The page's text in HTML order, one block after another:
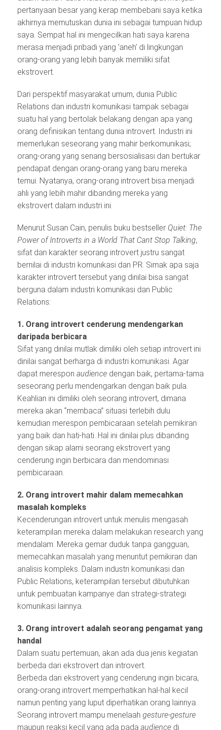
pertanyaan besar yang kerap membebani saya ketika
akhirnya memutuskan dunia ini sebagai tumpuan hidup
saya. Sempat hal ini mengecilkan hati saya karena
merasa menjadi pribadi yang ‘aneh’ di lingkungan
orang-orang yang lebih banyak memiliki sifat
ekstrovert.
Dari perspektif masyarakat umum, dunia Public
Relations dan industri komunikasi tampak sebagai
suatu hal yang bertolak belakang dengan apa yang
orang definisikan tentang dunia introvert. Industri ini
memerlukan seseorang yang mahir berkomunikasi;
orang-orang yang senang bersosialisasi dan bertukar
pendapat dengan orang-orang yang baru mereka
temui. Nyatanya, orang-orang introvert bisa menjadi
ahli yang lebih mahir dibanding mereka yang
ekstrovert dalam industri ini.
Menurut Susan Cain, penulis buku bestseller Quiet: The
Power of Introverts in a World That Cant Stop Talking,
sifat dan karakter seorang introvert justru sangat
bernilai di industri komunikasi dan PR. Simak apa saja
karakter introvert tersebut yang dinilai bisa sangat
berguna dalam industri komunikasi dan Public
Relations:
1. Orang introvert cenderung mendengarkan
daripada berbicara
Sifat yang dinilai mutlak dimiliki oleh setiap introvert ini
dinilai sangat berharga di industri komunikasi. Agar
dapat merespon audience dengan baik, pertama-tama
seseorang perlu mendengarkan dengan baik pula.
Keahlian ini dimiliki oleh seorang introvert, dimana
mereka akan “membaca” situasi terlebih dulu
kemudian merespon pembicaraan setelah pemikiran
yang baik dan hati-hati. Hal ini dinilai plus dibanding
dengan sikap alami seorang ekstrovert yang
cenderung ingin berbicara dan mendominasi
pembicaraan.
2. Orang introvert mahir dalam memecahkan
masalah kompleks
Kecenderungan introvert untuk menulis mengasah
keterampilan mereka dalam melakukan research yang
mendalam. Mereka gemar duduk tanpa gangguan,
memecahkan masalah yang menuntut pemikiran dan
analisis kompleks. Dalam industri komunikasi dan
Public Relations, keterampilan tersebut dibutuhkan
untuk pembuatan kampanye dan strategi-strategi
komunikasi lainnya.
3. Orang introvert adalah seorang pengamat yang
handal
Dalam suatu pertemuan, akan ada dua jenis kegiatan
berbeda dari ekstrovert dan introvert.
Berbeda dari ekstrovert yang cenderung ingin bicara,
orang-orang introvert memperhatikan hal-hal kecil
namun penting yang luput diperhatikan orang lainnya.
Seorang introvert mampu menelaah gesture-gesture
maupun reaksi kecil yang ada pada audience di